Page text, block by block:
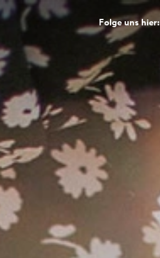
Folge uns hier: